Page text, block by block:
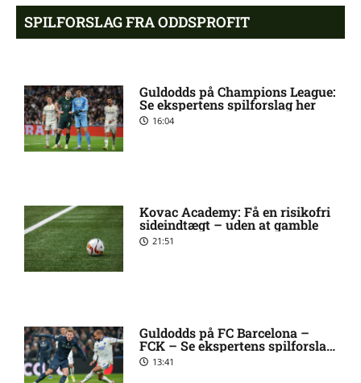
Major League Soccer – New
England Revolution mod
Houston Dynamo: Optakt,
Skadesnyt: Kristoffer
Tønnessen ude for Start
Marius Nordal tvivlsom til
Starts kamp
SPILFORSLAG FRA ODDSPROFIT
Guldodds på Champions League:
Se ekspertens spilforslag her
16:04
Kovac Academy: Få en risikofri
sideindtægt – uden at gamble
21:51
Guldodds på FC Barcelona –
FCK – Se ekspertens spilforslag
her13:41